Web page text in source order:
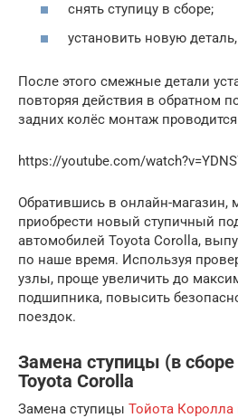
снять ступицу в сборе;
установить новую
После этого смежные детали
повторяя действия в обратном
задних колёс монтаж
https://youtube.com/
Обратившись в онлайн-магазин,
приобрести новый ступичный
автомобилей Toyota Corolla,
по наше время. Используя
узлы, проще увеличить до
подшипника, повысить
поездок.
Замена ступицы (в
Toyota Corolla
Замена ступицы Тойота Королла